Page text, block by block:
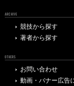
ARCHIVE
競技から探す
著者から探す
OTHERS
お問い合わせ
動画・バナー広告